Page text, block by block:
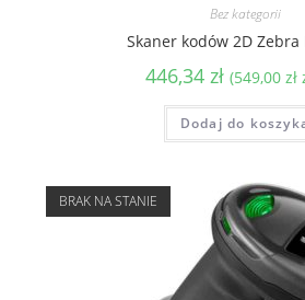
Bez kategorii
Skaner kodów 2D Zebra
446,34 zł (549,00 zł
Dodaj do
BRAK NA STANIE